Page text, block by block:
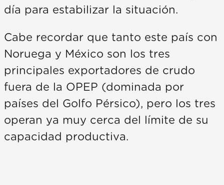
día para estabilizar la situación.
Cabe recordar que tanto este país con
Noruega y México son los tres
principales exportadores de crudo
fuera de la OPEP (dominada por
países del Golfo Pérsico), pero los tres
operan ya muy cerca del límite de su
capacidad productiva.